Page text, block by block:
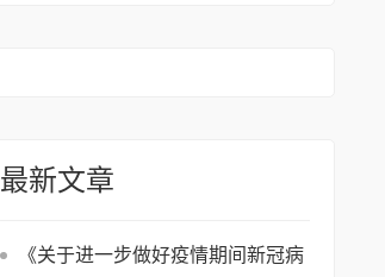
最新文章
《关于进一步做好疫情期间新冠病